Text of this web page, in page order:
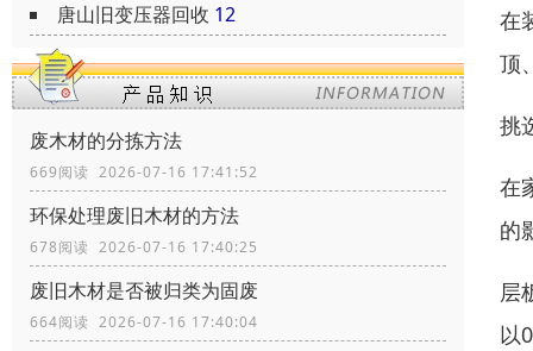
唐山旧变压器回收 12
废木材的分拣方法
669阅读 2026-07-16 17:41:52
环保处理废旧木材的方法
678阅读 2026-07-16 17:40:25
废旧木材是否被归类为固废
664阅读 2026-07-16 17:40:04
在
顶
挑
在
的
层
以